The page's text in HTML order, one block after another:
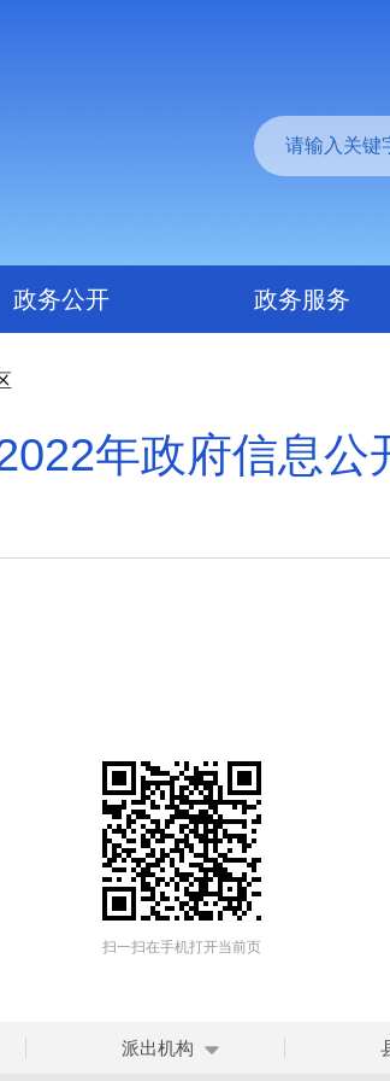
政务公开 政务服务
年政府信息公
扫一扫在手机打开当前页
派出机构